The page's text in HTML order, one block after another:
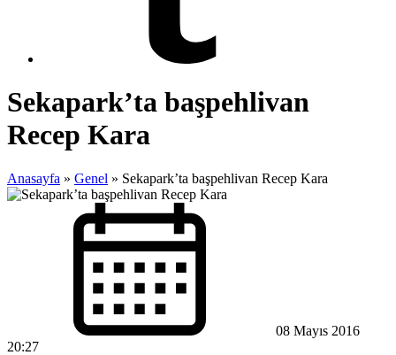
Sekapark’ta başpehlivan
Recep Kara
Anasayfa » Genel » Sekapark’ta başpehlivan Recep Kara
08 Mayıs 2016
20:27